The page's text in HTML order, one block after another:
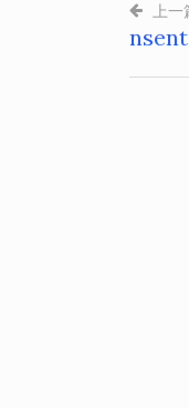
文
章
上一